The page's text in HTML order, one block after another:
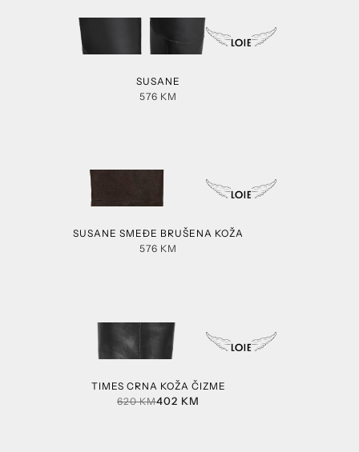
SUSANE
576 KM
SUSANE SMEĐE BRUŠENA KOŽA
576 KM
TIMES CRNA KOŽA ČIZME
620KM402 KM